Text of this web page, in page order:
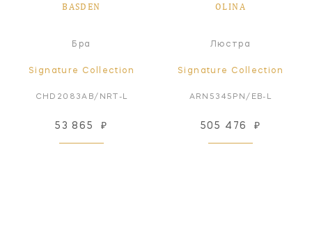
BASDEN
Бра
Signature Collection
CHD2083AB/NRT-L
53 865 ₽
OLINA
Люстра
Signature Collection
ARN5345PN/EB-L
505 476 ₽